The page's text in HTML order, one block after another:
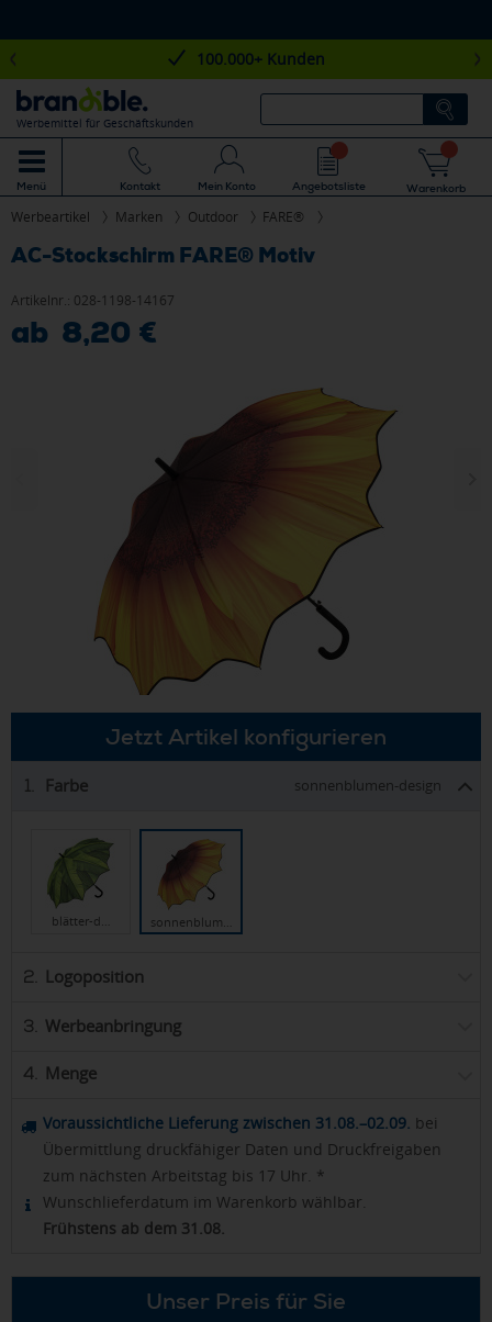
100.000+ Kunden
Werbemittel für Geschäftskunden
Menü Kontakt Mein Konto Angebotsliste Warenkorb
Werbeartikel Marken Outdoor FARE®
AC-Stockschirm FARE® Motiv
Artikelnr.: 028-1198-14167
ab 8,20 €
Jetzt Artikel konfigurieren
1. Farbe sonnenblumen-design
blätter-d… sonnenblum…
2. Logoposition
3. Werbeanbringung
4. Menge
Voraussichtliche Lieferung zwischen 31.08.–02.09. bei
Übermittlung druckfähiger Daten und Druckfreigaben
zum nächsten Arbeitstag bis 17 Uhr. *
Wunschlieferdatum im Warenkorb wählbar.
Frühstens ab dem 31.08.
Unser Preis für Sie